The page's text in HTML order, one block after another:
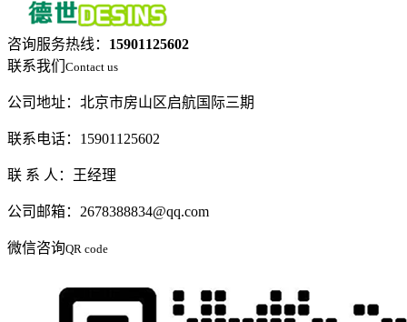
咨询服务热线： 15901125602
联系我们 Contact us
公司地址：北京市房山区启航国际三期
联系电话：15901125602
联 系 人：王经理
公司邮箱：2678388834@qq.com
微信咨询QR code